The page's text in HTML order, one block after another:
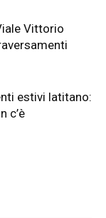
Vittorio
estivi latitano:
c’è